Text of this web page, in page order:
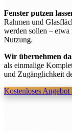
Fenster putzen
Rahmen und
werden sollen – etwa
Nutzung.
Wir übernehmen
als einmalige
und Zugänglichkeit
Kostenloses Angebot